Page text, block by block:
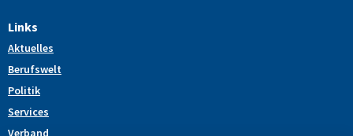
Links
Aktuelles
Berufswelt
Politik
Services
Verband